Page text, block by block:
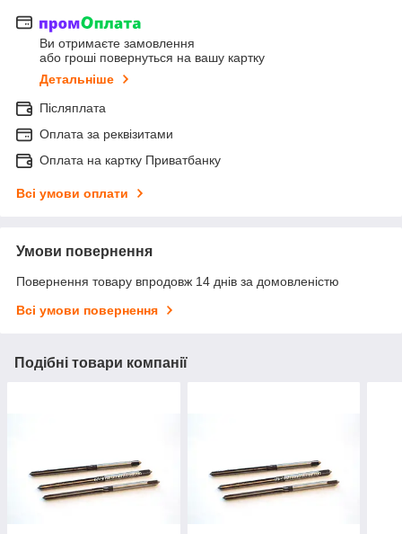
Ви отримаєте замовлення
або гроші повернуться на вашу картку
Детальніше
Післяплата
Оплата за реквізитами
Оплата на картку Приватбанку
Всі умови оплати
Умови повернення
Повернення товару впродовж 14 днів за домовленістю
Всі умови повернення
Подібні товари компанії